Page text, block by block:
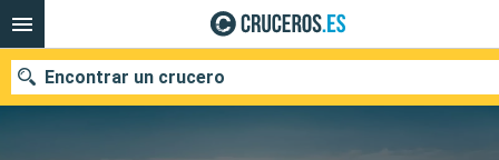
Encontrar un crucero